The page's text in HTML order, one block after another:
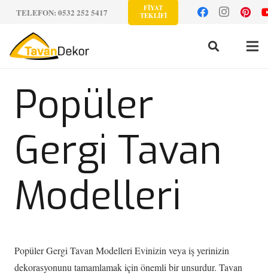
TELEFON: 0532 252 5417
FİYAT
TEKLİFİ
Popüler
Gergi Tavan
Modelleri
Popüler Gergi Tavan Modelleri Evinizin veya iş yerinizin
dekorasyonunu tamamlamak için önemli bir unsurdur. Tavan